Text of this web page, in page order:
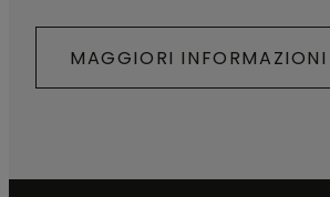
MAGGIORI INFORMAZIONI